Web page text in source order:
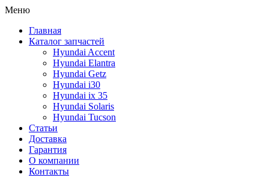
Меню
Главная
Каталог запчастей
Hyundai Accent
Hyundai Elantra
Hyundai Getz
Hyundai i30
Hyundai ix 35
Hyundai Solaris
Hyundai Tucson
Статьи
Доставка
Гарантия
О компании
Контакты